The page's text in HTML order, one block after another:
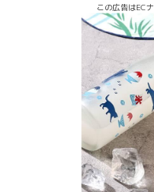
この広告はEC